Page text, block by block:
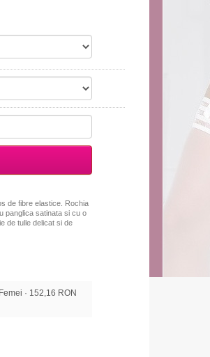
de fibre elastice. Rochia
panglica satinata si cu o
de tulle delicat si de
· 152,16 RON